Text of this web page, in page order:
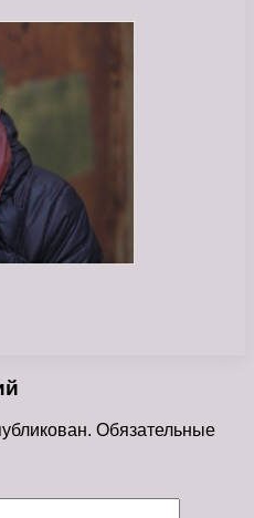
Обязательные